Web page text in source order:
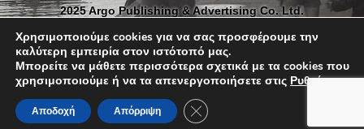
2025 Argo Publishing & Advertising Co. Ltd.
Χρησιμοποιούμε cookies για να σας προσφέρουμε την
καλύτερη εμπειρία στον ιστότοπό μας.
Μπορείτε να μάθετε περισσότερα σχετικά με τα cookies που
χρησιμοποιούμε ή να τα απενεργοποιήσετε στις Ρυθμίσεις.
Αποδοχή Απόρριψη Κλείσιμο του Cookie banner για